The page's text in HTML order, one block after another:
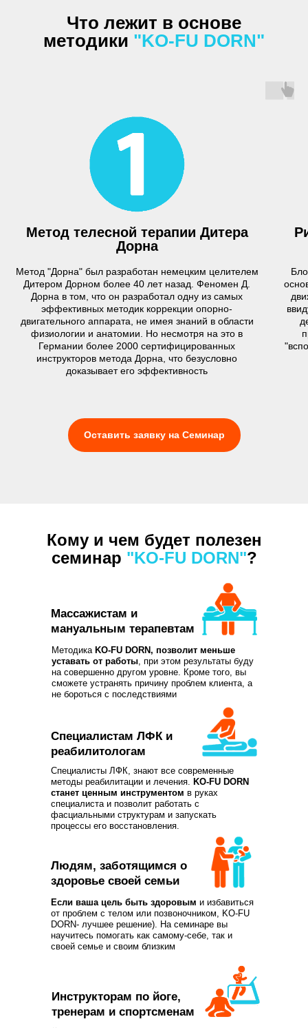
Что лежит в основе
методики "KO-FU DORN"
Метод телесной терапии Дитера
Дорна
Метод "Дорна" был разработан немецким целителем
Дитером Дорном более 40 лет назад. Феномен Д.
Дорна в том, что он разработал одну из самых
эффективных методик коррекции опорно-
двигательного аппарата, не имея знаний в области
физиологии и анатомии. Но несмотря на это в
Германии более 2000 сертифицированных
инструкторов метода Дорна, что безусловно
доказывает его эффективность
Оставить заявку на Семинар
Кому и чем будет полезен
семинар "KO-FU DORN"?
Массажистам и
мануальным терапевтам
Методика KO-FU DORN, позволит меньше
уставать от работы, при этом результаты буду
на совершенно другом уровне. Кроме того, вы
сможете устранять причину проблем клиента, а
не бороться с последствиями
Специалистам ЛФК и
реабилитологам
Специалисты ЛФК, знают все современные
методы реабилитации и лечения. KO-FU DORN
станет ценным инструментом в руках
специалиста и позволит работать с
фасциальными структурам и запускать
процессы его восстановления.
Людям, заботящимся о
здоровье своей семьи
Если ваша цель быть здоровым и избавиться
от проблем с телом или позвоночником, KO-FU
DORN- лучшее решение). На семинаре вы
научитесь помогать как самому-себе, так и
своей семье и своим близким
Инструкторам по йоге,
тренерам и спортсменам